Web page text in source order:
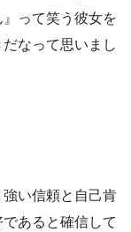
って笑う彼女を
なって思いまし
い信頼と自己肯
あると確信して